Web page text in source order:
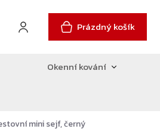
Prázdný košík
Okenní kování
mini sejf, černý